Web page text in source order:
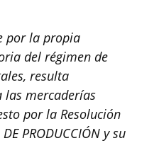
por la propia
del régimen de
resulta
las mercaderías
por la Resolución
PRODUCCIÓN y su